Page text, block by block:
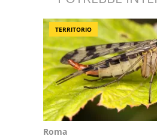
TERRITORIO
Roma